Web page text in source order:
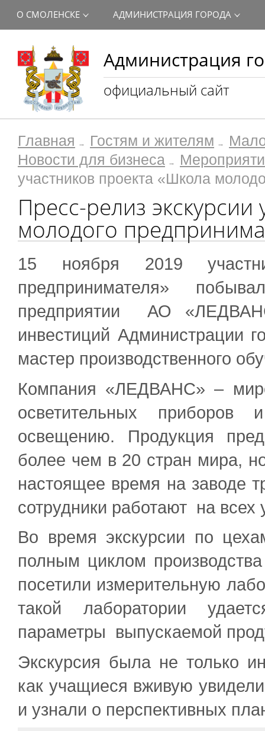
Администрация
официальный сайт
О СМОЛЕНСКЕ АДМИНИСТРАЦИЯ ГОРОДА
Главная Гостям и жителям
Новости для бизнеса
участников проекта «Школа
Пресс-релиз
молодого
15 ноября 2019
предпринимателя»
предприятии АО
инвестиций Администрации
мастер производственного
Компания «ЛЕДВАНС» –
осветительных приборов
освещению. Продукция
более чем в 20 стран мира,
настоящее время на заводе
сотрудники работают на всех
Во время экскурсии по
полным циклом
посетили измерительную
такой лаборатории
параметры выпускаемой
Экскурсия была не только
как учащиеся вживую
и узнали о перспективных